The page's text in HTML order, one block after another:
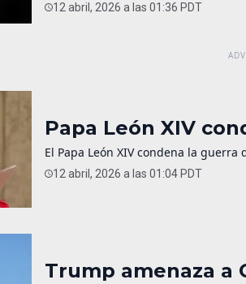
12 abril, 2026 a las 01:36 PDT
Papa León XIV
El Papa León XIV condena la
12 abril, 2026 a las 01:04 PDT
Trump amenaza a